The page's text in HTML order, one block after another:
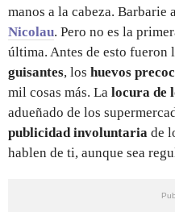
manos a la cabeza. Barbarie
Nicolau. Pero no es la
última. Antes de esto fueron
guisantes, los huevos
mil cosas más. La locura de
adueñado de los
publicidad involuntaria de
hablen de ti, aunque sea